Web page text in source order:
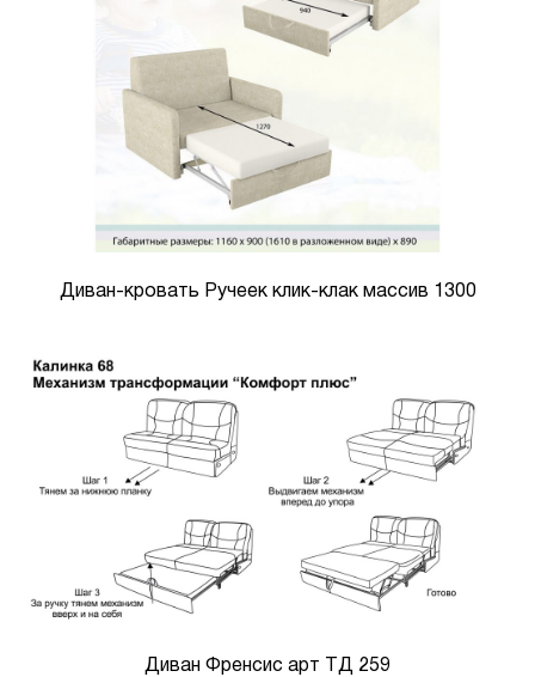
Диван-кровать Ручеек клик-клак массив 1300
Диван Френсис арт ТД 259